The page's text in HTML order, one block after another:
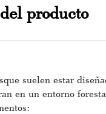
producto
suelen estar
en un entorno